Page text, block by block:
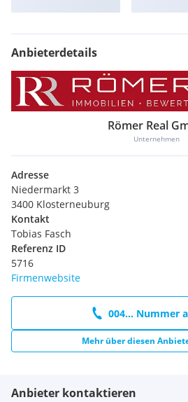
Anbieterdetails
Römer Real
Unternehmen
Adresse
Niedermarkt 3
3400 Klosterneuburg
Kontakt
Tobias Fasch
Referenz ID
5716
Firmenwebsite
004... Nummer
Mehr über diesen
Anbieter kontaktieren